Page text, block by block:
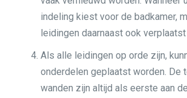
indeling kiest voor de badkamer,
leidingen daarnaast ook
Als alle leidingen op orde zijn,
onderdelen geplaatst worden. De
wanden zijn altijd als eerste aan